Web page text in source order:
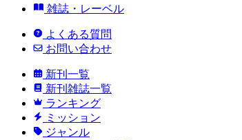
雑誌・レーベル
よくある質問
お問い合わせ
新刊一覧
新刊雑誌一覧
ランキング
ミッション
ジャンル